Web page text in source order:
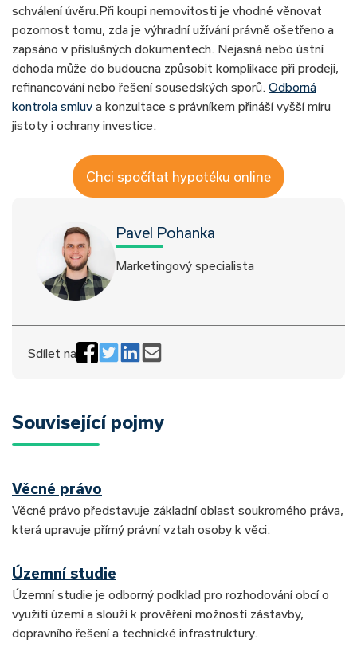
schválení úvěru.Při koupi nemovitosti je vhodné věnovat
pozornost tomu, zda je výhradní užívání právně ošetřeno a
zapsáno v příslušných dokumentech. Nejasná nebo ústní
dohoda může do budoucna způsobit komplikace při prodeji,
refinancování nebo řešení sousedských sporů. Odborná
kontrola smluv a konzultace s právníkem přináší vyšší míru
jistoty i ochrany investice.
Chci spočítat hypotéku online
Pavel Pohanka
Marketingový specialista
Sdílet na
Související pojmy
Věcné právo
Věcné právo představuje základní oblast soukromého práva,
která upravuje přímý právní vztah osoby k věci.
Územní studie
Územní studie je odborný podklad pro rozhodování obcí o
využití území a slouží k prověření možností zástavby,
dopravního řešení a technické infrastruktury.